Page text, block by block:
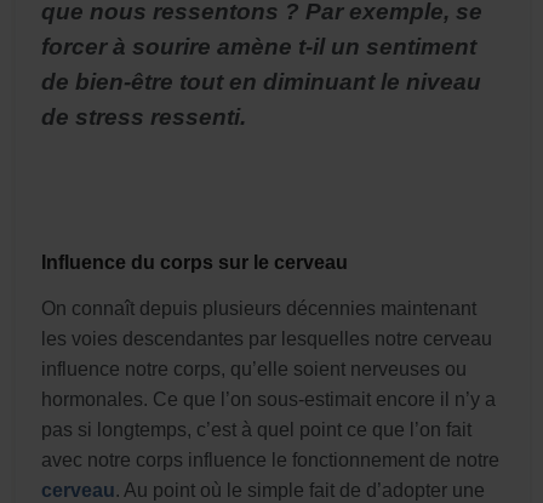
que nous ressentons ? Par exemple, se
forcer à sourire amène t-il un sentiment
de bien-être tout en diminuant le niveau
de stress ressenti.
Influence du corps sur le cerveau
On connaît depuis plusieurs décennies maintenant
les voies descendantes par lesquelles notre cerveau
influence notre corps, qu’elle soient nerveuses ou
hormonales. Ce que l’on sous-estimait encore il n’y a
pas si longtemps, c’est à quel point ce que l’on fait
avec notre corps influence le fonctionnement de notre
cerveau. Au point où le simple fait de d’adopter une